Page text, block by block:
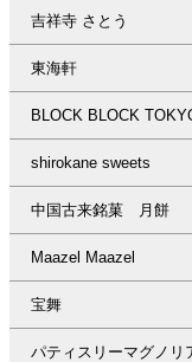
吉祥寺 さとう
東海軒
BLOCK BLOCK
shirokane sweets
中国古来銘菓 月餅
Maazel Maazel
宝舞
パティスリーマグノリ